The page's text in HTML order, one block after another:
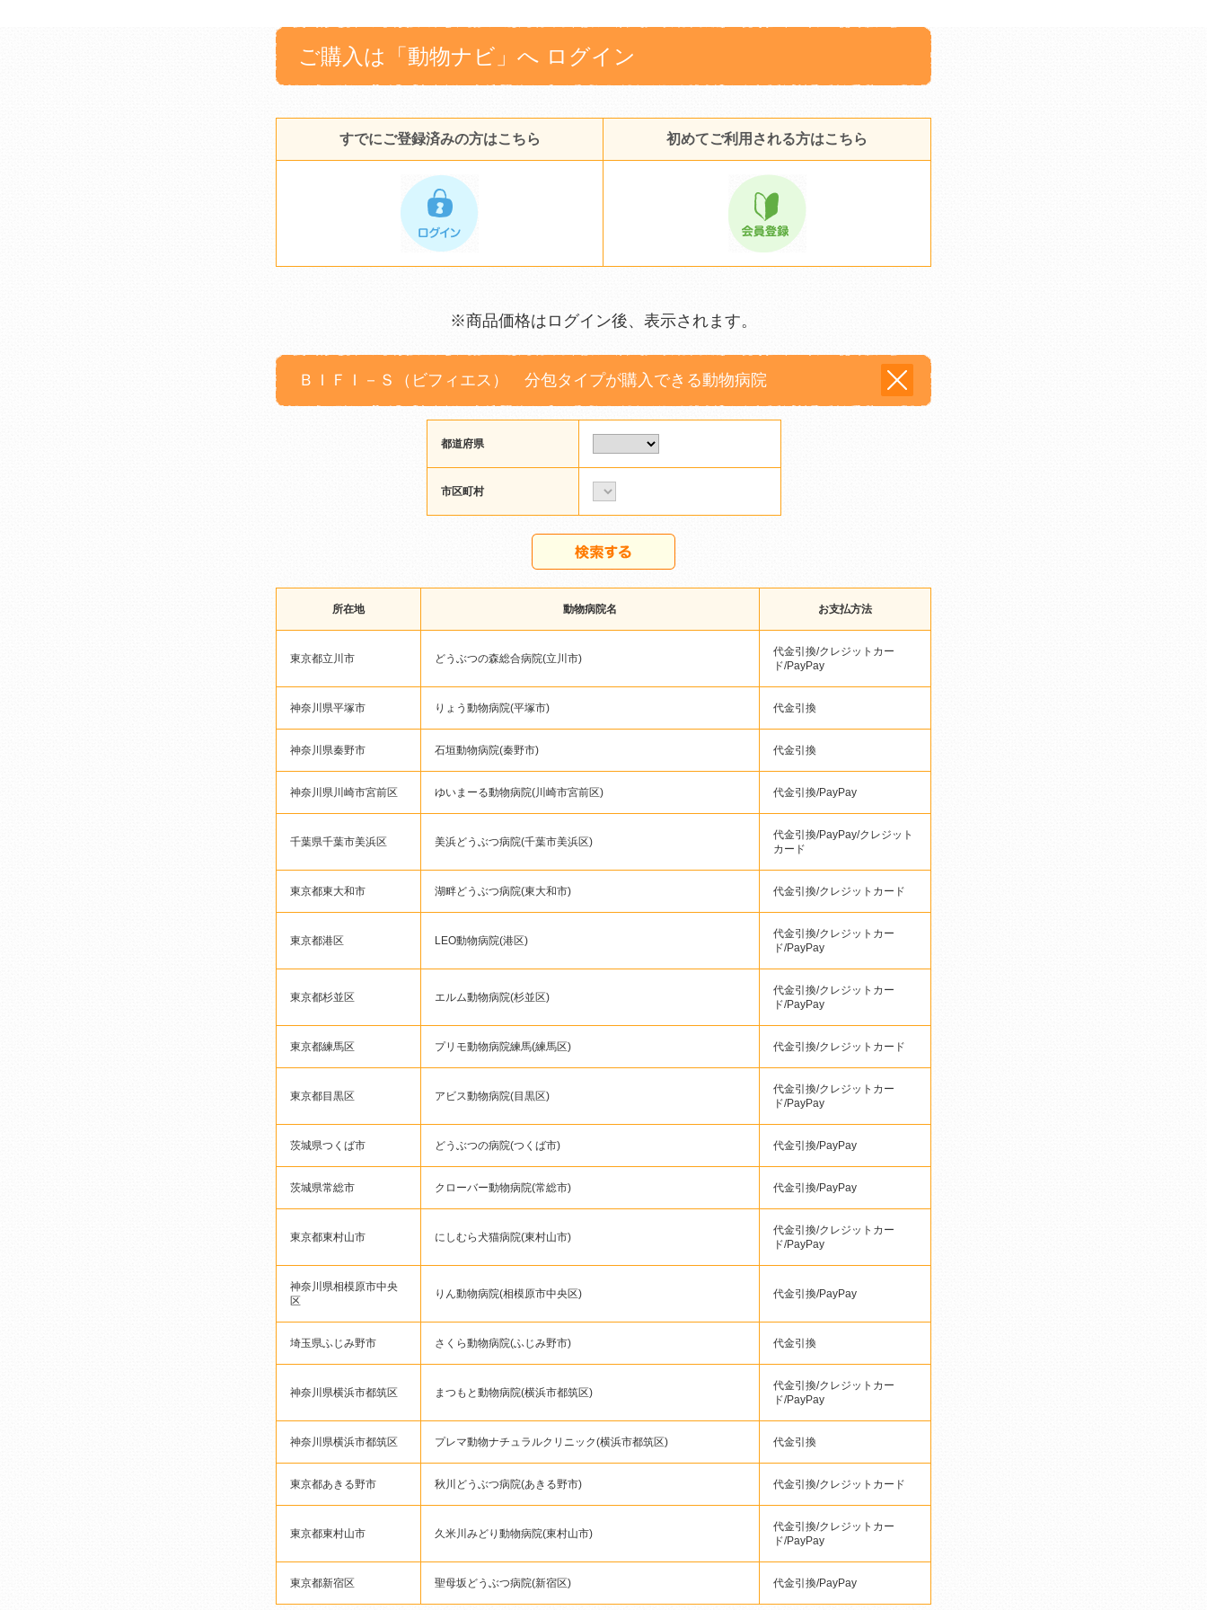
ご購入は「動物ナビ」へ ログイン
すでにご登録済みの方はこちら 初めてご利用される方はこちら
※商品価格はログイン後、表示されます。
ＢＩＦＩ－Ｓ（ビフィエス） 分包タイプが購入できる動物病院
都道府県
市区町村
所在地 動物病院名 お支払方法
東京都立川市 どうぶつの森総合病院(立川市)
代金引換/クレジットカー
ド/PayPay
神奈川県平塚市 りょう動物病院(平塚市) 代金引換
神奈川県秦野市 石垣動物病院(秦野市) 代金引換
神奈川県川崎市宮前区 ゆいまーる動物病院(川崎市宮前区) 代金引換/PayPay
千葉県千葉市美浜区 美浜どうぶつ病院(千葉市美浜区)
代金引換/PayPay/クレジット
カード
東京都東大和市 湖畔どうぶつ病院(東大和市) 代金引換/クレジットカード
東京都港区 LEO動物病院(港区)
代金引換/クレジットカー
ド/PayPay
東京都杉並区 エルム動物病院(杉並区)
代金引換/クレジットカー
ド/PayPay
東京都練馬区 プリモ動物病院練馬(練馬区) 代金引換/クレジットカード
東京都目黒区 アビス動物病院(目黒区)
代金引換/クレジットカー
ド/PayPay
茨城県つくば市 どうぶつの病院(つくば市) 代金引換/PayPay
茨城県常総市 クローバー動物病院(常総市) 代金引換/PayPay
東京都東村山市 にしむら犬猫病院(東村山市)
代金引換/クレジットカー
ド/PayPay
神奈川県相模原市中央
区
りん動物病院(相模原市中央区) 代金引換/PayPay
埼玉県ふじみ野市 さくら動物病院(ふじみ野市) 代金引換
神奈川県横浜市都筑区 まつもと動物病院(横浜市都筑区)
代金引換/クレジットカー
ド/PayPay
神奈川県横浜市都筑区 プレマ動物ナチュラルクリニック(横浜市都筑区) 代金引換
東京都あきる野市 秋川どうぶつ病院(あきる野市) 代金引換/クレジットカード
東京都東村山市 久米川みどり動物病院(東村山市)
代金引換/クレジットカー
ド/PayPay
東京都新宿区 聖母坂どうぶつ病院(新宿区) 代金引換/PayPay